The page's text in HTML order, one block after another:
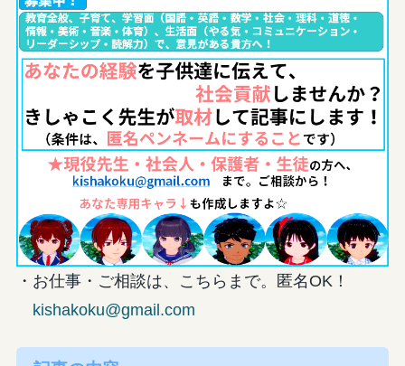
・お仕事・ご相談は、こちらまで。匿名OK！
kishakoku@gmail.com